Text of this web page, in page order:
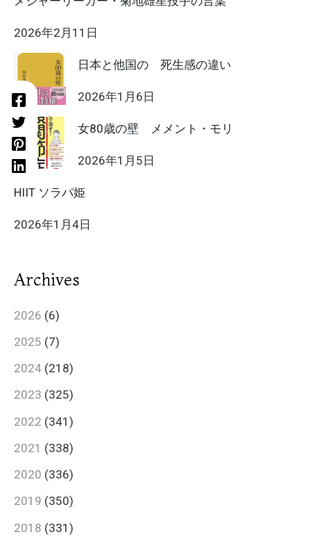
2026年2月11日
日本と他国の 死生感の違い
2026年1月6日
女80歳の壁 メメント・モリ
2026年1月5日
HIIT ソラパ姫
2026年1月4日
Archives
2026 (6)
2025 (7)
2024 (218)
2023 (325)
2022 (341)
2021 (338)
2020 (336)
2019 (350)
2018 (331)